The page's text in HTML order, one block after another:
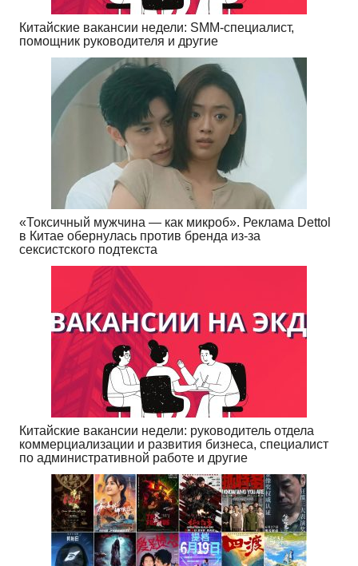
Китайские вакансии недели: SMM-специалист,
помощник руководителя и другие
«Токсичный мужчина — как микроб». Реклама Dettol
в Китае обернулась против бренда из-за
сексистского подтекста
Китайские вакансии недели: руководитель отдела
коммерциализации и развития бизнеса, специалист
по административной работе и другие